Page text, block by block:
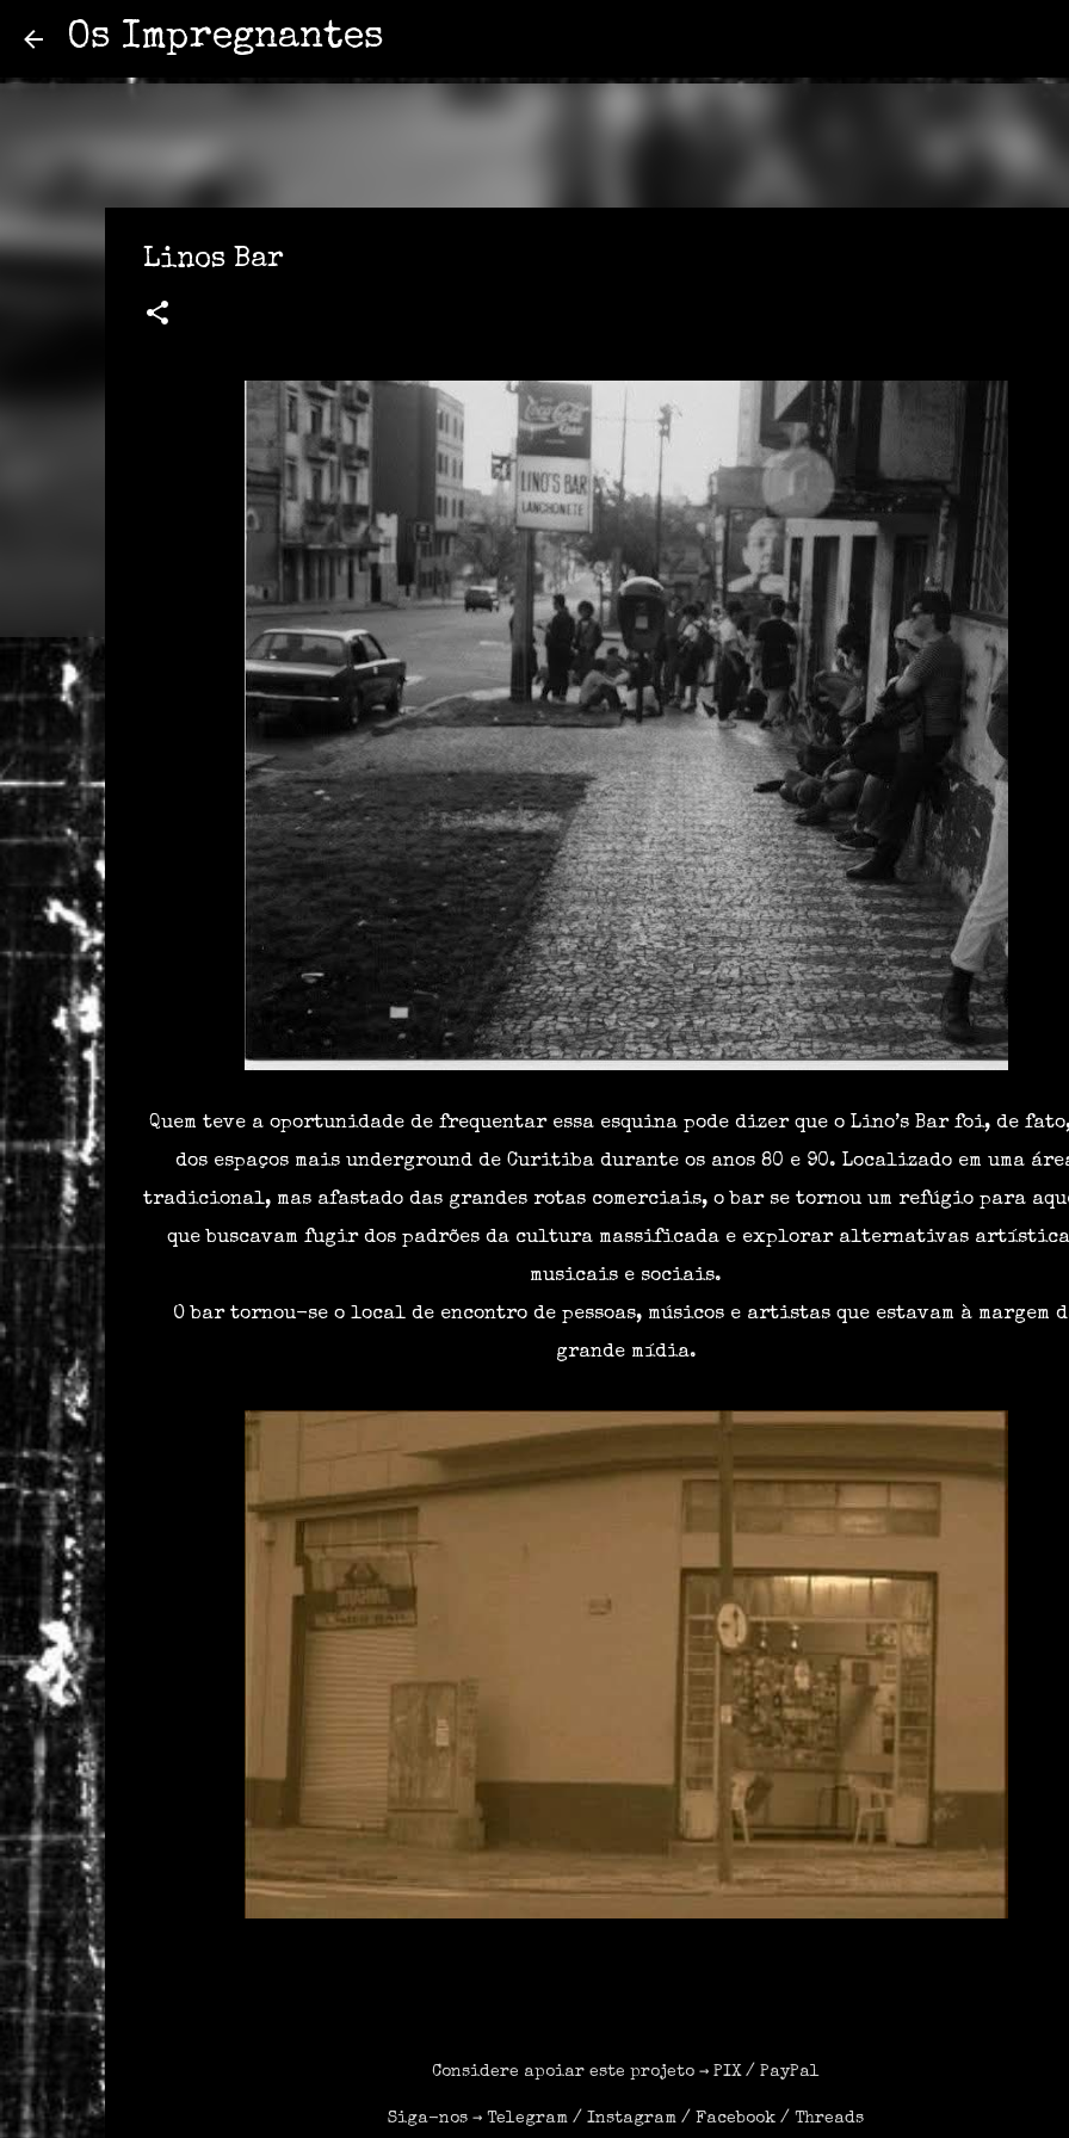
Os Impregnantes
Linos Bar
Quem teve a oportunidade de frequentar essa esquina pode dizer que o Lino’s Bar foi, de fato,
dos espaços mais underground de Curitiba durante os anos 80 e 90. Localizado em uma
tradicional, mas afastado das grandes rotas comerciais, o bar se tornou um refúgio para
que buscavam fugir dos padrões da cultura massificada e explorar alternativas
musicais e sociais.
O bar tornou-se o local de encontro de pessoas, músicos e artistas que estavam à margem
grande mídia.
Considere apoiar este projeto → PIX/ PayPal
Siga-nos → Telegram / Instagram / Facebook / Threads